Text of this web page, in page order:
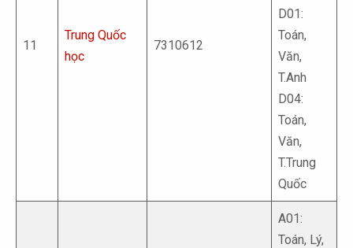
11
Trung Quốc
học
7310612
D01:
Toán,
Văn,
T.Anh
D04:
Toán,
Văn,
T.Trung
Quốc
A01:
Toán, Lý,